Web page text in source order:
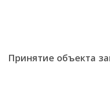
Принятие объекта